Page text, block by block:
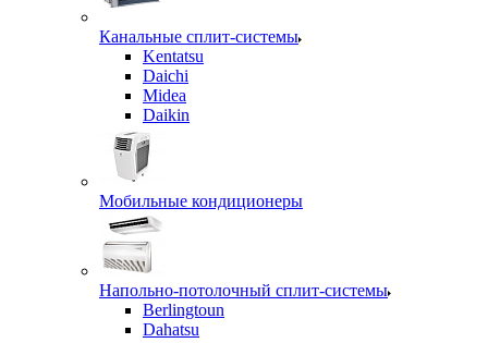
Канальные сплит-системы
Kentatsu
Daichi
Midea
Daikin
Мобильные кондиционеры
Напольно-потолочный сплит-системы
Berlingtoun
Dahatsu